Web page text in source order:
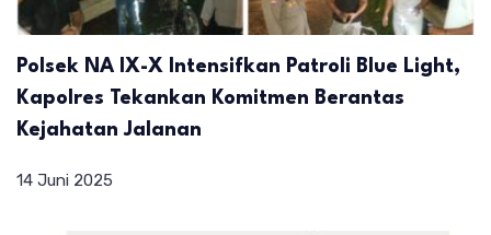
Polsek NA IX-X Intensifkan Patroli Blue Light,
Kapolres Tekankan Komitmen Berantas
Kejahatan Jalanan
14 Juni 2025